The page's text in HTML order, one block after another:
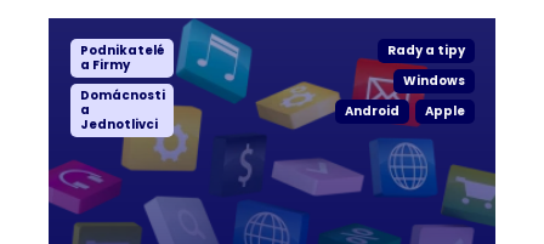
Podnikatelé
a Firmy
Domácnosti
a
Jednotlivci
Rady a tipy
Windows
Android
Apple